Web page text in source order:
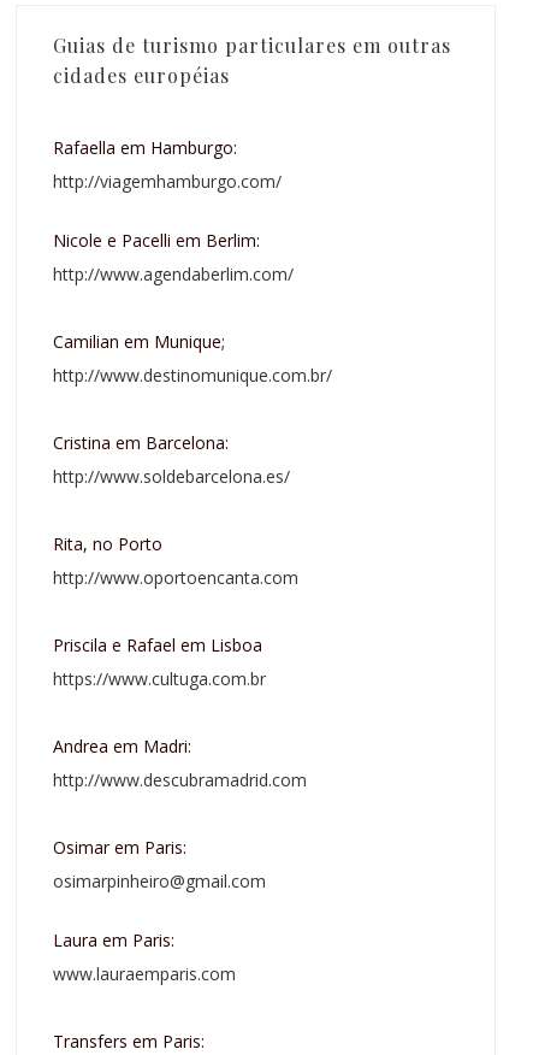
Guias de turismo particulares em outras
cidades européias
Rafaella em Hamburgo:
http://viagemhamburgo.com/
Nicole e Pacelli em Berlim:
http://www.agendaberlim.com/
Camilian em Munique;
http://www.destinomunique.com.br/
Cristina em Barcelona:
http://www.soldebarcelona.es/
Rita, no Porto
http://www.oportoencanta.com
Priscila e Rafael em Lisboa
https://www.cultuga.com.br
Andrea em Madri:
http://www.descubramadrid.com
Osimar em Paris:
osimarpinheiro@gmail.com
Laura em Paris:
www.lauraemparis.com
Transfers em Paris: